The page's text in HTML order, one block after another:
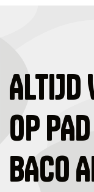
ALTIJD
OP
BACO